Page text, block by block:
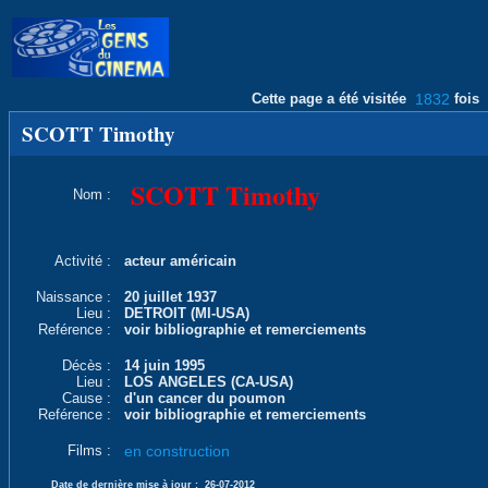
Cette page a été visitée 1832 fois
SCOTT Timothy
Nom : SCOTT Timothy
Activité : acteur américain
Naissance :
20 juillet 1937
Lieu :
DETROIT (MI-USA)
Reférence :
voir bibliographie et remerciements
Décès :
14 juin 1995
Lieu :
LOS ANGELES (CA-USA)
Cause :
d'un cancer du poumon
Reférence :
voir bibliographie et remerciements
Films : en construction
Date de dernière mise à jour : 26-07-2012